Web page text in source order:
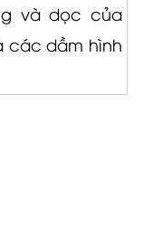
và dọc của
các dầm hình